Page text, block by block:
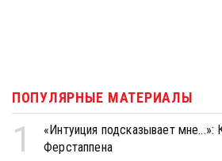
ПОПУЛЯРНЫЕ МАТЕРИАЛЫ
1
«Интуиция подсказывает
Ферстаппена